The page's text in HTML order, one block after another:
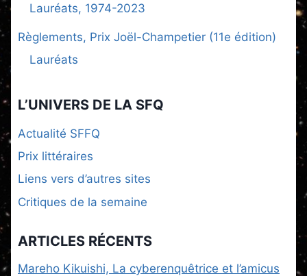
Lauréats, 1974-2023
Règlements, Prix Joël-Champetier (11e édition)
Lauréats
L’UNIVERS DE LA SFQ
Actualité SFFQ
Prix littéraires
Liens vers d’autres sites
Critiques de la semaine
ARTICLES RÉCENTS
Mareho Kikuishi, La cyberenquêtrice et l’amicus